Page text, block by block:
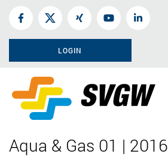
LOGIN
Aqua & Gas 01 | 2016